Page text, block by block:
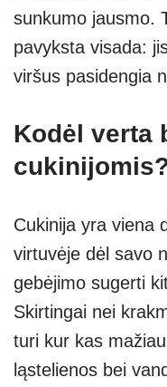
sunkumo jausmo.
pavyksta visada:
viršus pasidengia
Kodėl verta
Cukinija yra viena
virtuvėje dėl savo
gebėjimo sugerti
Skirtingai nei
turi kur kas
ląstelienos bei